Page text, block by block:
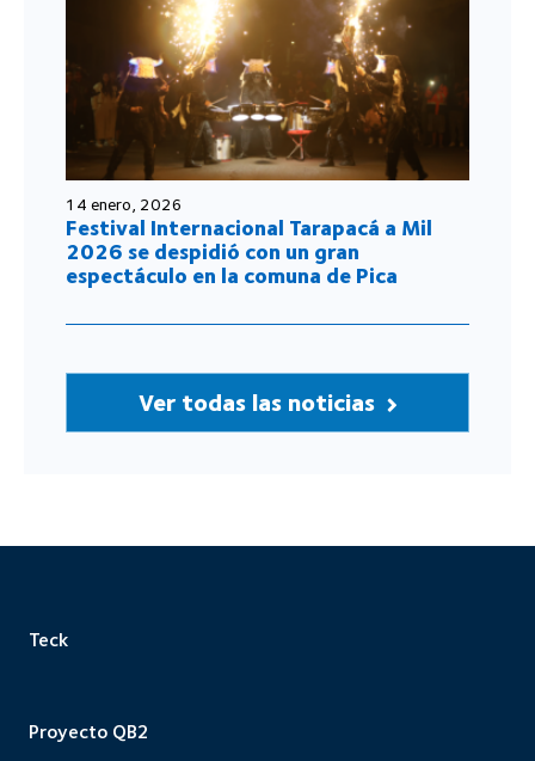
14 enero, 2026
Festival Internacional Tarapacá a Mil
2026 se despidió con un gran
espectáculo en la comuna de Pica
Ver todas las noticias
Teck
Proyecto QB2